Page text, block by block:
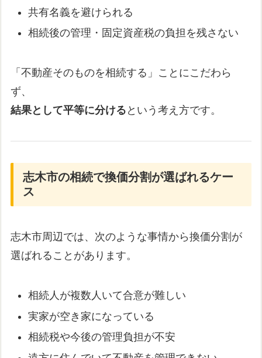
共有名義を避けられる
相続後の管理・固定資産税の負担を残さない
「不動産そのものを相続する」ことにこだわら
ず、
結果として平等に分ける という考え方です。
志木市の相続で換価分割が選ばれるケー
ス
志木市周辺では、次のような事情から換価分割が
選ばれることがあります。
相続人が複数人いて合意が難しい
実家が空き家になっている
相続税や今後の管理負担が不安